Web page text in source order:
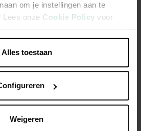
om je instellingen aan te
Lees onze Cookie Policy voor
Alles toestaan
Weigeren
la housse est amovible et
incontournable pour tous les